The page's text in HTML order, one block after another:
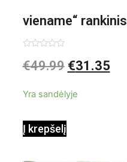
viename“ rankinis
garintuvas su
0,35 L 3 Bar
0
iš
€49.99 €31.35
Yra sandėlyje
Į krepšelį